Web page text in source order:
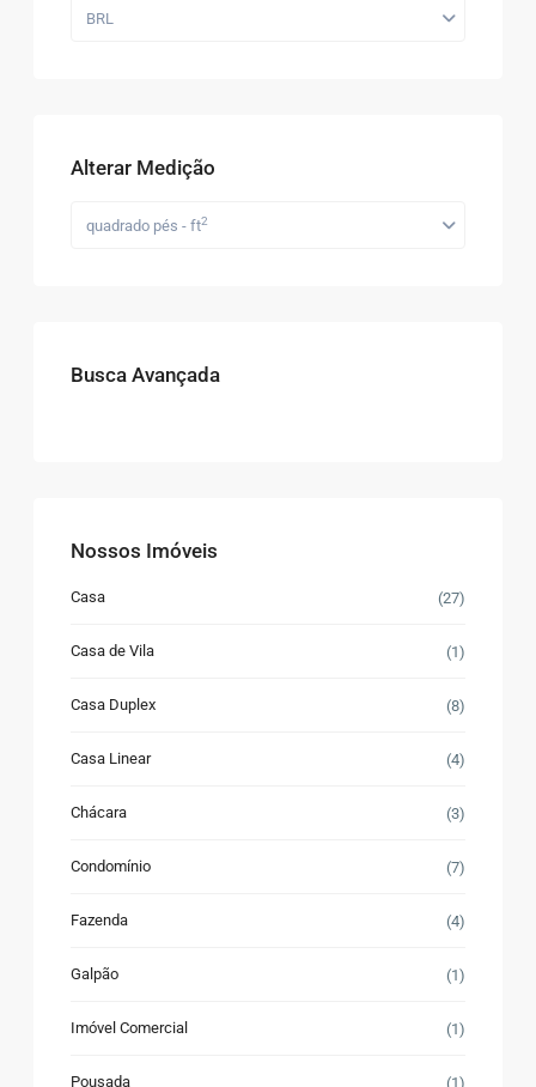
BRL
Alterar Medição
quadrado pés - ft2
Busca Avançada
Nossos Imóveis
Casa (27)
Casa de Vila (1)
Casa Duplex (8)
Casa Linear (4)
Chácara (3)
Condomínio (7)
Fazenda (4)
Galpão (1)
Imóvel Comercial (1)
Pousada (1)